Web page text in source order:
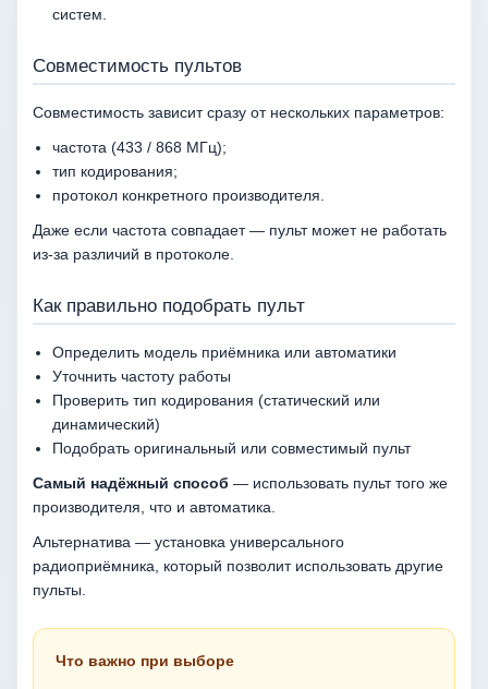
систем.
Совместимость пультов
Совместимость зависит сразу от нескольких параметров:
частота (433 / 868 МГц);
тип кодирования;
протокол конкретного производителя.
Даже если частота совпадает — пульт может не работать
из-за различий в протоколе.
Как правильно подобрать пульт
Определить модель приёмника или автоматики
Уточнить частоту работы
Проверить тип кодирования (статический или
динамический)
Подобрать оригинальный или совместимый пульт
Самый надёжный способ — использовать пульт того же
производителя, что и автоматика.
Альтернатива — установка универсального
радиоприёмника, который позволит использовать другие
пульты.
Что важно при выборе